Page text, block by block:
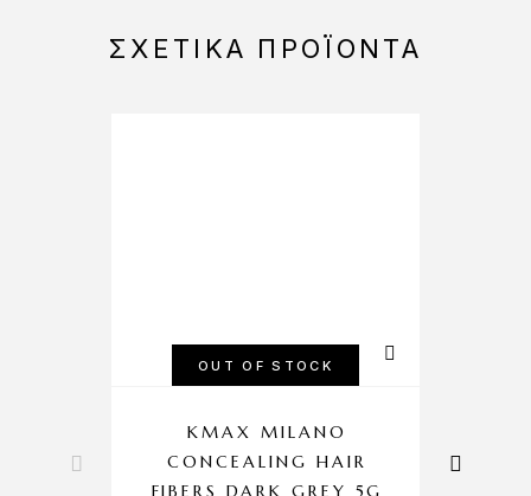
ΣΧΕΤΙΚΆ ΠΡΟΪΌΝΤΑ
OUT OF STOCK
KMAX MILANO
CONCEALING HAIR
FIBERS DARK GREY 5G